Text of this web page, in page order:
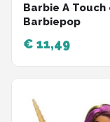
Barbie A
Barbiepop
€ 11,49